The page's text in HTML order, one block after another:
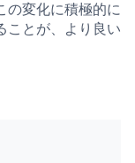
の変化に積極的に
ことが、より良い